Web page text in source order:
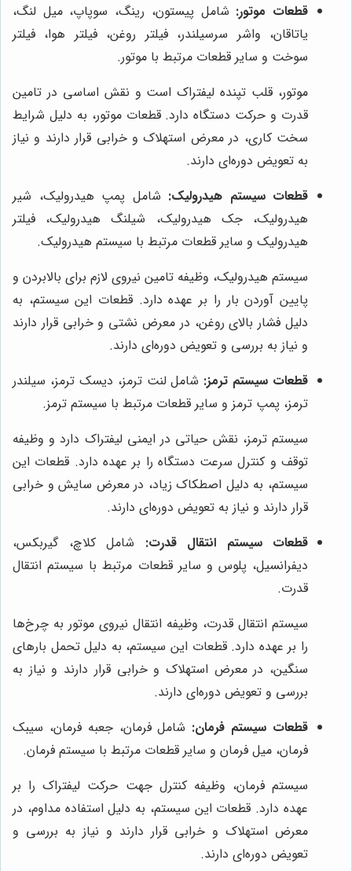
قطعات موتور: شامل پیستون، رینگ، سوپاپ، میل لنگ،
یاتاقان، واشر سرسیلندر، فیلتر روغن، فیلتر هوا، فیلتر
سوخت و سایر قطعات مرتبط با موتور.
موتور، قلب تپنده لیفتراک است و نقش اساسی در تامین
قدرت و حرکت دستگاه دارد. قطعات موتور، به دلیل شرایط
سخت کاری، در معرض استهلاک و خرابی قرار دارند و نیاز
به تعویض دوره‌ای دارند.
قطعات سیستم هیدرولیک: شامل پمپ هیدرولیک، شیر
هیدرولیک، جک هیدرولیک، شیلنگ هیدرولیک، فیلتر
هیدرولیک و سایر قطعات مرتبط با سیستم هیدرولیک.
سیستم هیدرولیک، وظیفه تامین نیروی لازم برای بالابردن و
پایین آوردن بار را بر عهده دارد. قطعات این سیستم، به
دلیل فشار بالای روغن، در معرض نشتی و خرابی قرار دارند
و نیاز به بررسی و تعویض دوره‌ای دارند.
قطعات سیستم ترمز: شامل لنت ترمز، دیسک ترمز، سیلندر
ترمز، پمپ ترمز و سایر قطعات مرتبط با سیستم ترمز.
سیستم ترمز، نقش حیاتی در ایمنی لیفتراک دارد و وظیفه
توقف و کنترل سرعت دستگاه را بر عهده دارد. قطعات این
سیستم، به دلیل اصطکاک زیاد، در معرض سایش و خرابی
قرار دارند و نیاز به تعویض دوره‌ای دارند.
قطعات سیستم انتقال قدرت: شامل کلاچ، گیربکس،
دیفرانسیل، پلوس و سایر قطعات مرتبط با سیستم انتقال
قدرت.
سیستم انتقال قدرت، وظیفه انتقال نیروی موتور به چرخ‌ها
را بر عهده دارد. قطعات این سیستم، به دلیل تحمل بارهای
سنگین، در معرض استهلاک و خرابی قرار دارند و نیاز به
بررسی و تعویض دوره‌ای دارند.
قطعات سیستم فرمان: شامل فرمان، جعبه فرمان، سیبک
فرمان، میل فرمان و سایر قطعات مرتبط با سیستم فرمان.
سیستم فرمان، وظیفه کنترل جهت حرکت لیفتراک را بر
عهده دارد. قطعات این سیستم، به دلیل استفاده مداوم، در
معرض استهلاک و خرابی قرار دارند و نیاز به بررسی و
تعویض دوره‌ای دارند.